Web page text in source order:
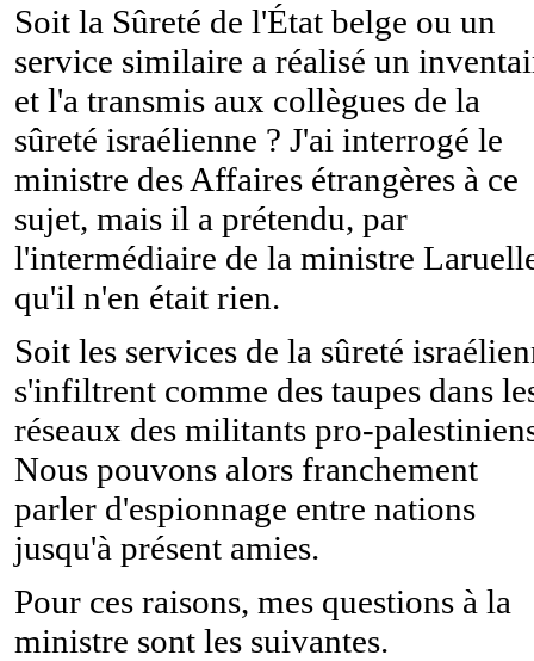
Soit la Sûreté de l'État belge ou un
service similaire a réalisé un
et l'a transmis aux collègues de la
sûreté israélienne ? J'ai interrogé le
ministre des Affaires étrangères à ce
sujet, mais il a prétendu, par
l'intermédiaire de la ministre
qu'il n'en était rien.
Soit les services de la sûreté
s'infiltrent comme des taupes dans
réseaux des militants pro-
Nous pouvons alors franchement
parler d'espionnage entre nations
jusqu'à présent amies.
Pour ces raisons, mes questions à la
ministre sont les suivantes.